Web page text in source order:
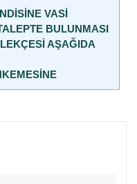
VASİ
BULUNMASI
AŞAĞIDA